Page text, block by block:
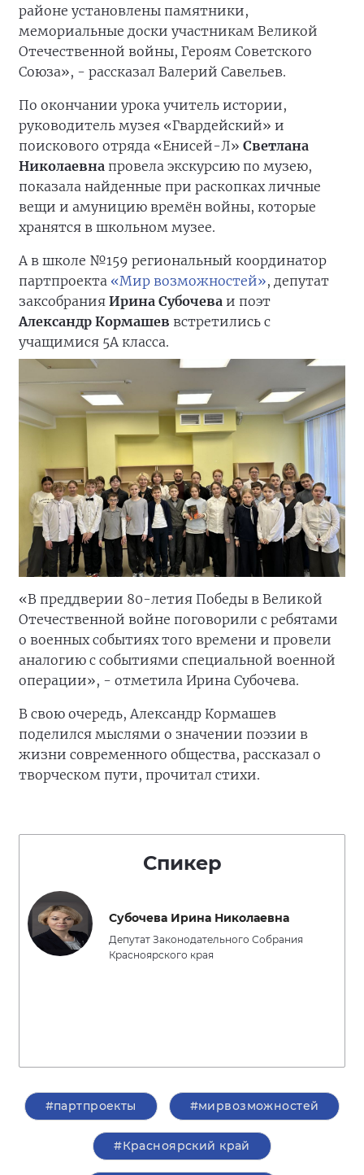
районе установлены памятники,
мемориальные доски участникам Великой
Отечественной войны, Героям Советского
Союза», - рассказал Валерий Савельев.
По окончании урока учитель истории,
руководитель музея «Гвардейский» и
поискового отряда «Енисей-Л» Светлана
Николаевна провела экскурсию по музею,
показала найденные при раскопках личные
вещи и амуницию времён войны, которые
хранятся в школьном музее.
А в школе №159 региональный координатор
партпроекта «Мир возможностей», депутат
заксобрания Ирина Субочева и поэт
Александр Кормашев встретились с
учащимися 5А класса.
«В преддверии 80-летия Победы в Великой
Отечественной войне поговорили с ребятами
о военных событиях того времени и провели
аналогию с событиями специальной военной
операции», - отметила Ирина Субочева.
В свою очередь, Александр Кормашев
поделился мыслями о значении поэзии в
жизни современного общества, рассказал о
творческом пути, прочитал стихи.
Спикер
Субочева Ирина Николаевна
Депутат Законодательного Собрания
Красноярского края
#партпроекты #мирвозможностей
#Красноярский край